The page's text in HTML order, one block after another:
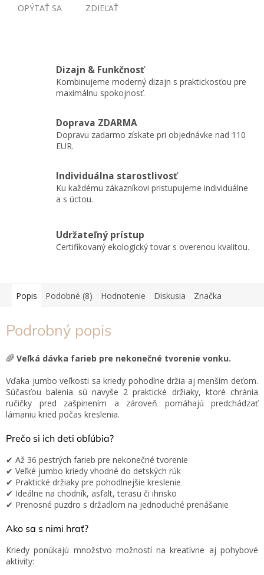
OPÝTAŤ SA ZDIEĽAŤ
Dizajn & Funkčnosť
Kombinujeme moderný dizajn s praktickosťou pre
maximálnu spokojnosť.
Doprava ZDARMA
Dopravu zadarmo získate pri objednávke nad 110
EUR.
Individuálna starostlivosť
Ku každému zákazníkovi pristupujeme individuálne
a s úctou.
Udržateľný prístup
Certifikovaný ekologický tovar s overenou kvalitou.
Popis Podobné (8) Hodnotenie Diskusia Značka
Podrobný popis
🌈 Veľká dávka farieb pre nekonečné tvorenie vonku.
Vďaka jumbo veľkosti sa kriedy pohodlne držia aj menším deťom.
Súčasťou balenia sú navyše 2 praktické držiaky, ktoré chránia
ručičky pred zašpinením a zároveň pomáhajú predchádzať
lámaniu kried počas kreslenia.
Prečo si ich deti obľúbia?
✔ Až 36 pestrých farieb pre nekonečné tvorenie
✔ Veľké jumbo kriedy vhodné do detských rúk
✔ Praktické držiaky pre pohodlnejšie kreslenie
✔ Ideálne na chodník, asfalt, terasu či ihrisko
✔ Prenosné puzdro s držadlom na jednoduché prenášanie
Ako sa s nimi hrať?
Kriedy ponúkajú množstvo možností na kreatívne aj pohybové
aktivity: